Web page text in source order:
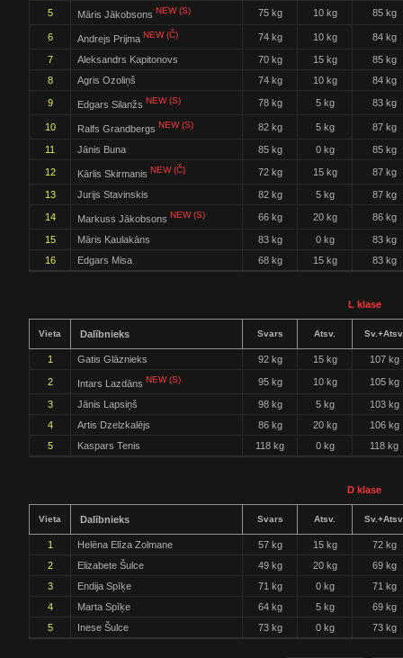
5 Māris Jākobsons NEW (S) 75 kg 10 kg 85 kg
6 Andrejs Prijma NEW (Č) 74 kg 10 kg 84 kg
7 Aleksandrs Kapitonovs 70 kg 15 kg
85 kg
8
Agris Ozoliņš 74 kg 10 kg 84 kg
9 Edgars Silanžs NEW (S) 78 kg 5 kg 83 kg
10 Ralfs Grandbergs NEW (S) 82 kg 5 kg 87 kg
11 Jānis Buna 85 kg 0 kg 85 kg
12 Kārlis Skirmanis NEW (Č) 72 kg 15 kg 87 kg
13 Jurijs Stavinskis 82 kg 5 kg 87 kg
14 Markuss Jākobsons NEW (S) 66 kg 20 kg 86 kg
15 Māris Kaulakāns 83 kg 0 kg
83 kg
16
Edgars Misa 68 kg 15 kg 83 kg
L klase
Vieta Dalībnieks Svars Atsv.
1 Gatis Glāznieks 92 kg 15 kg 107 kg
2 Intars Lazdāns NEW (S) 95 kg 10 kg 105 kg
3 Jānis Lapsiņš 98 kg 5 kg
103 kg
4
Artis Dzelzkalējs 86 kg 20 kg
106 kg
5
Kaspars Tenis 118 kg 0 kg 118 kg
D klase
Vieta Dalībnieks Svars Atsv.
1 Helēna Elīza Zolmane 57 kg 15 kg
72 kg
2
Elizabete Šulce 49 kg 20 kg
69 kg
3
Endija Spīķe 71 kg 0 kg
71 kg
4
Marta Spīķe 64 kg 5 kg
69 kg
5
Inese Šulce 73 kg 0 kg 73 kg